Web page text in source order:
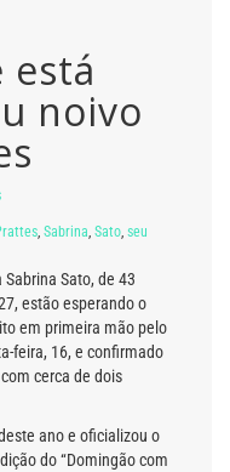
noivo
Sabrina Sato seu
Sato, de 43
estão esperando o
em primeira mão pelo
feira, 16, e confirmado
cerca de dois
ano e oficializou o
do “Domingão com